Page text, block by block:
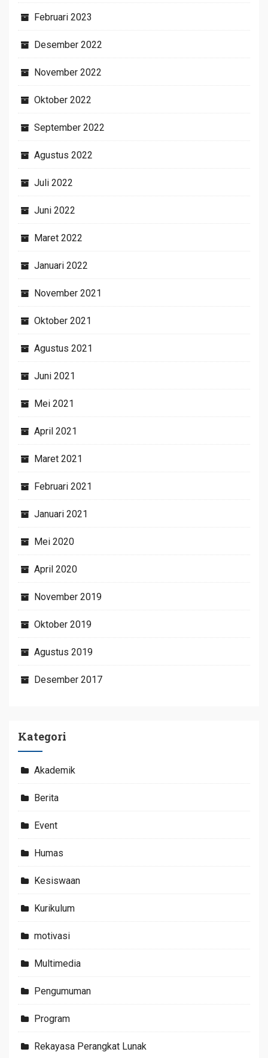
Februari 2023
Desember 2022
November 2022
Oktober 2022
September 2022
Agustus 2022
Juli 2022
Juni 2022
Maret 2022
Januari 2022
November 2021
Oktober 2021
Agustus 2021
Juni 2021
Mei 2021
April 2021
Maret 2021
Februari 2021
Januari 2021
Mei 2020
April 2020
November 2019
Oktober 2019
Agustus 2019
Desember 2017
Kategori
Akademik
Berita
Event
Humas
Kesiswaan
Kurikulum
motivasi
Multimedia
Pengumuman
Program
Rekayasa Perangkat Lunak